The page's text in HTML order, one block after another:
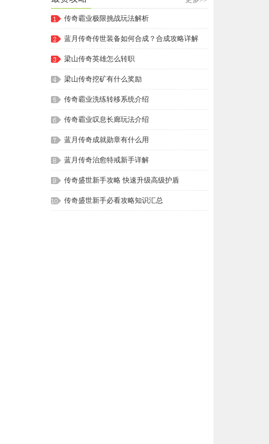
传奇霸业极限挑战玩法解析
蓝月传奇传世装备如何合成？合成攻略详解
梁山传奇英雄怎么转职
梁山传奇挖矿有什么奖励
传奇霸业洗练转移系统介绍
传奇霸业叹息长廊玩法介绍
蓝月传奇成就勋章有什么用
蓝月传奇治愈特戒新手详解
传奇盛世新手攻略 快速升级高级护盾
传奇盛世新手必看攻略知识汇总